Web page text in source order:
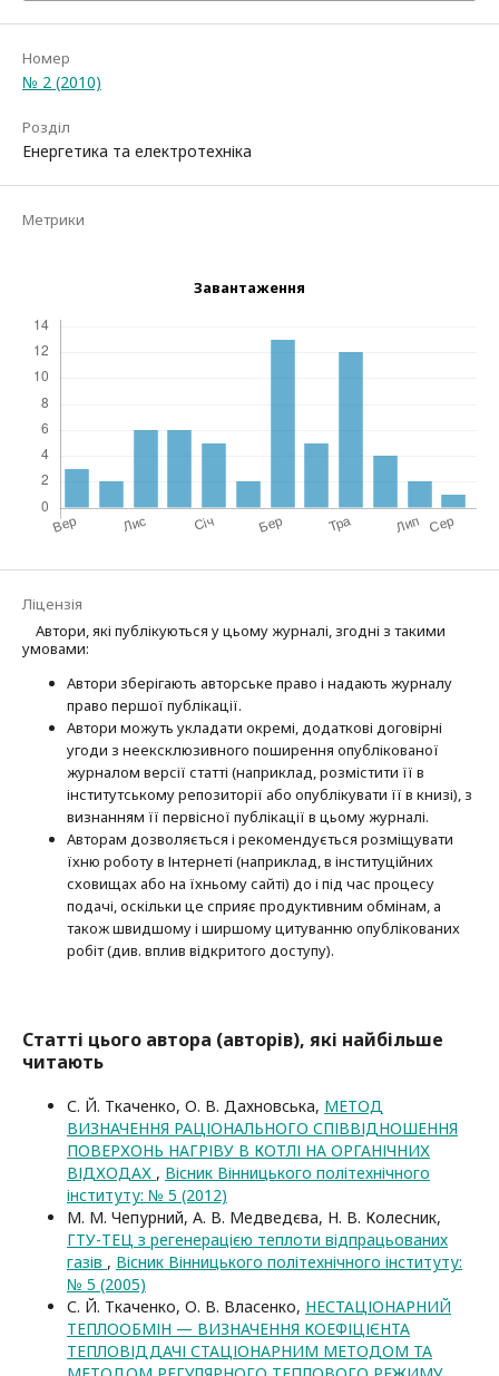
Номер
№ 2 (2010)
Розділ
Енергетика та електротехніка
Метрики
Завантаження
Ліцензія
Автори, які публікуються у цьому журналі, згодні з такими
умовами:
Автори зберігають авторське право і надають журналу
право першої публі­кації.
Автори можуть укладати окремі, додат­кові договірні
угоди з неексклюзив­ного поширення опублікованої
журналом версії статті (наприклад, розмістити її в
інститутському репозиторії або опубліку­вати її в книзі), з
визнанням її первісної публікації в цьому журналі.
Авторам дозволяється і рекомендується розміщувати
їхню роботу в Інтернеті (наприклад, в інституційних
сховищах або на їхньому сайті) до і під час процесу
подачі, оскільки це сприяє продуктивним обмінам, а
також швидшому і ширшому цитуванню опубліко­ва­них
робіт (див. вплив відкритого доступу).
Статті цього автора (авторів), які найбільше
читають
С. Й. Ткаченко, О. В. Дахновська, МЕТОД
ВИЗНАЧЕННЯ РАЦІОНАЛЬНОГО СПІВВІДНОШЕННЯ
ПОВЕРХОНЬ НАГРІВУ В КОТЛІ НА ОРГАНІЧНИХ
ВІДХОДАХ , Вісник Вінницького політехнічного
інституту: № 5 (2012)
М. М. Чепурний, А. В. Медведєва, Н. В. Колесник,
ГТУ-ТЕЦ з регенерацією теплоти відпрацьованих
газів , Вісник Вінницького політехнічного інституту:
№ 5 (2005)
С. Й. Ткаченко, О. В. Власенко, НЕСТАЦІОНАРНИЙ
ТЕПЛООБМІН — ВИЗНАЧЕННЯ КОЕФІЦІЄНТА
ТЕПЛОВІДДАЧІ СТАЦІОНАРНИМ МЕТОДОМ ТА